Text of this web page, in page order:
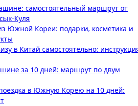
самостоятельный маршрут от
Куля
Южной Кореи: подарки, косметика и
в Китай самостоятельно:
за 10 дней: маршрут по двум
в Южную Корею на 10 дней: